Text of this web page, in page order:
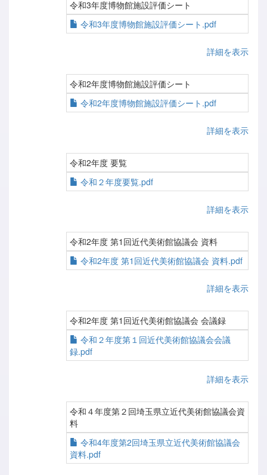
令和3年度博物館施設評価シート
令和3年度博物館施設評価シート.pdf
詳細を表示
令和2年度博物館施設評価シート
令和2年度博物館施設評価シート.pdf
詳細を表示
令和2年度 要覧
令和２年度要覧.pdf
詳細を表示
令和2年度 第1回近代美術館協議会 資料
令和2年度 第1回近代美術館協議会 資料.pdf
詳細を表示
令和2年度 第1回近代美術館協議会 会議録
令和２年度第１回近代美術館協議会会議
録.pdf
詳細を表示
令和４年度第２回埼玉県立近代美術館協議会資
料
令和4年度第2回埼玉県立近代美術館協議会
資料.pdf